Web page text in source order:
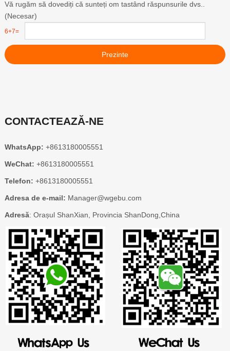
Vă rugăm să dovediți că sunteți om tastând răspunsurile dvs..
(Necesar)
6+7=
Prezinte
CONTACTEAZĂ-NE
WhatsApp: +8613180005551
WeChat: +8613180005551
Telefon: +8613180005551
Adresa de e-mail: Manager@wgebu.com
Adresă: Orașul ShanXian, Provincia ShanDong,China